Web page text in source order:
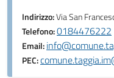
Indirizzo:Via San
Telefono:0184476222
Email:
PEC: